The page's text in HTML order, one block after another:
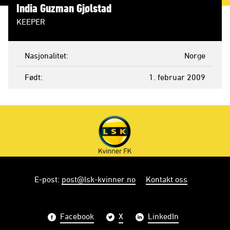
India Guzman Gjølstad
KEEPER
Nasjonalitet Norge
Født 1. februar 2009
E-post: post@lsk-kvinner.no Kontakt oss
Facebook X LinkedIn